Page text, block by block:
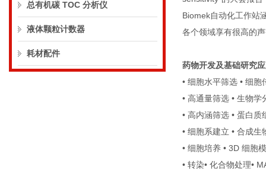
总有机碳 TOC 分析仪
液体颗粒计数器
耗材配件
Biomek自动化工作站
各个领域享有很高的
药物开发及基础研究
• 细胞水平筛选 • 细胞
• 高通量筛选 • 生物学
• 高内涵筛选 • 蛋白
• 细胞系建立 • 合成生
• 细胞培养 • 3D 细胞
• 转染• 化合物处理•